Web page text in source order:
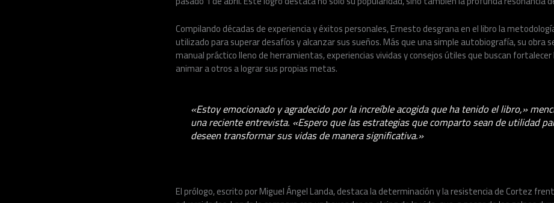
Compilando décadas de experiencia y éxitos personales, Ernesto desgrana en el libro la
utilizado para superar desafíos y alcanzar sus sueños. Más que una simple autobiografía, su obra
manual práctico lleno de herramientas, experiencias vividas y consejos útiles que buscan fortalecer
animar a otros a lograr sus propias metas.
«Estoy emocionado y agradecido por la increíble acogida que ha tenido el libro,»
una reciente entrevista. «Espero que las estrategias que comparto sean de utilidad
deseen transformar sus vidas de manera significativa.»
El prólogo, escrito por Miguel Ángel Landa, destaca la determinación y la resistencia de Cortez